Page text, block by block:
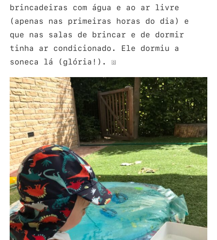
brincadeiras com água e ao ar livre
(apenas nas primeiras horas do dia) e
que nas salas de brincar e de dormir
tinha ar condicionado. Ele dormiu a
soneca lá (glória!).